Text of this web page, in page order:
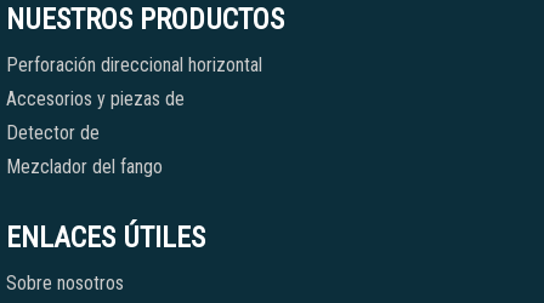
NUESTROS PRODUCTOS
Perforación direccional horizontal
Accesorios y piezas de
Detector de
Mezclador del fango
ENLACES ÚTILES
Sobre nosotros